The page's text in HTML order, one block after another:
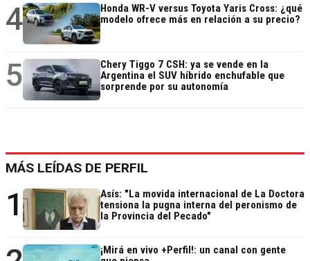
4
Honda WR-V versus Toyota Yaris Cross: ¿qué
modelo ofrece más en relación a su precio?
5
Chery Tiggo 7 CSH: ya se vende en la
Argentina el SUV híbrido enchufable que
sorprende por su autonomía
MÁS LEÍDAS DE PERFIL
1
Asís: "La movida internacional de La Doctora
tensiona la pugna interna del peronismo de
la Provincia del Pecado"
¡Mirá en vivo +Perfil!: un canal con gente